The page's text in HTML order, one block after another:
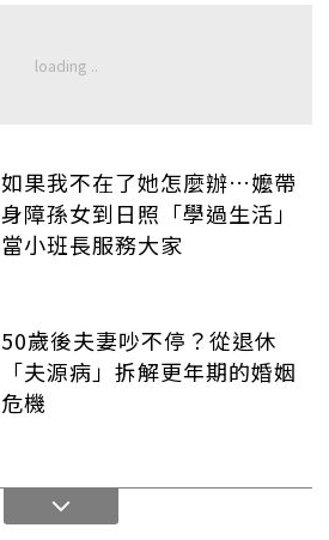
如果我不在了她怎麼辦…嬤帶
身障孫女到日照「學過生活」
當小班長服務大家
50歲後夫妻吵不停？從退休
「夫源病」拆解更年期的婚姻
危機